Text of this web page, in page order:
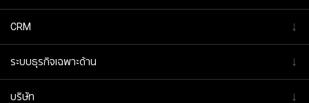
CRM ↓
ระบบธุรกิจเฉพาะด้าน ↓
บริษัท ↓